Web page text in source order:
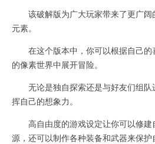
该破解版为广大玩家带来了更广阔
元素。
在这个版本中，你可以根据自己的
的像素世界中展开冒险。
无论是独自探索还是与好友们组队
挥自己的想象力。
高自由度的游戏设定让你可以修建
源，还可以制作各种装备和武器来保护